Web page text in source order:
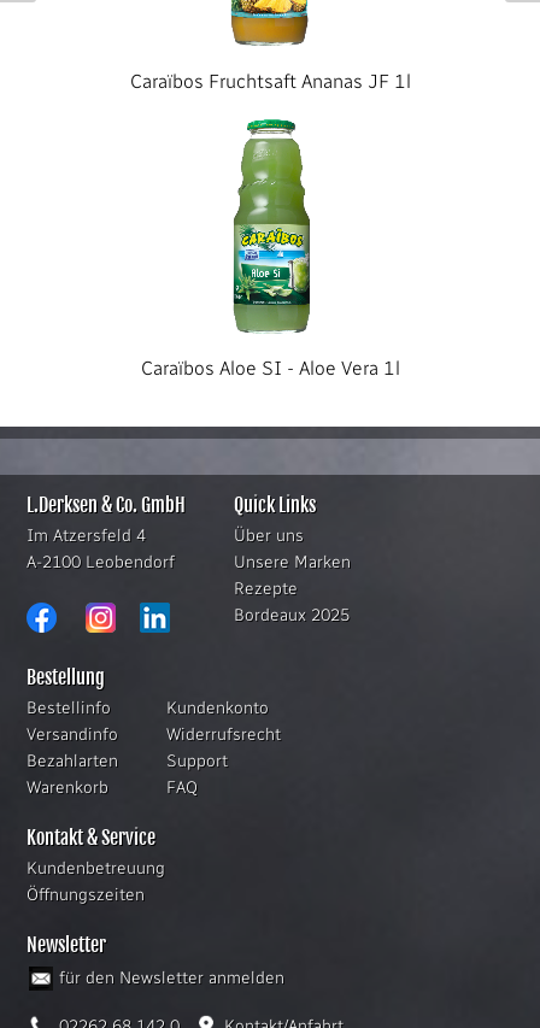
Caraïbos Fruchtsaft Ananas JF 1l
Caraïbos Aloe SI - Aloe Vera 1l
L.Derksen & Co. GmbH
Im Atzersfeld 4
A-2100 Leobendorf
Quick Links
Über uns
Unsere Marken
Rezepte
Bordeaux 2025
Bestellung
Bestellinfo
Versandinfo
Bezahlarten
Warenkorb
Kundenkonto
Widerrufsrecht
Support
FAQ
Kontakt & Service
Kundenbetreuung
Öffnungszeiten
Newsletter
für den Newsletter anmelden